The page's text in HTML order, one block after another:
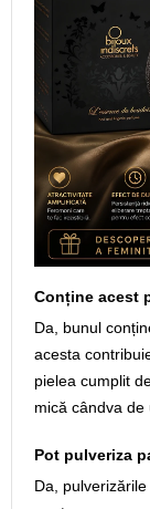
Conține acest
Da, bunul
acesta
pielea cumplit
mică cândva de
Pot pulveriza
Da,